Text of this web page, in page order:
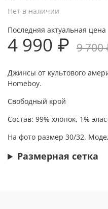
Нет в наличии
Последняя актуальная цена
4 990 ₽ 9 700
Джинсы от культового
Homeboy.
Свободный крой
Состав: 99% хлопок, 1%
На фото размер 30/32.
Размерная сетка